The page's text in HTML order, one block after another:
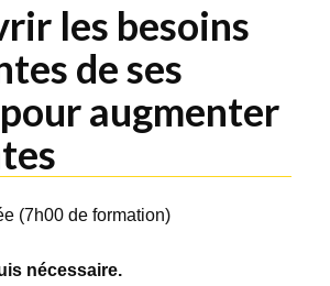
prospects en clients -
Réussir vos entretiens
de vente
De vous à nous...
Notre société
les besoins
de ses
augmenter
(7h00 de formation)
nécessaire.